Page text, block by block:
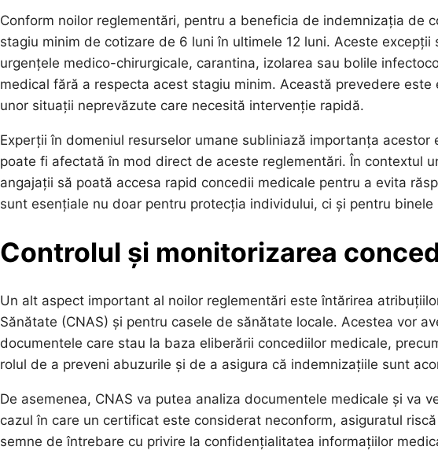
Conform noilor reglementări, pentru a beneficia de indemnizația de
stagiu minim de cotizare de 6 luni în ultimele 12 luni. Aceste
urgențele medico-chirurgicale, carantina, izolarea sau bolile
medical fără a respecta acest stagiu minim. Această prevedere
unor situații neprevăzute care necesită intervenție rapidă.
Experții în domeniul resurselor umane subliniază importanța
poate fi afectată în mod direct de aceste reglementări. În contextul
angajații să poată accesa rapid concedii medicale pentru a evita
sunt esențiale nu doar pentru protecția individului, ci și pentru binele
Controlul și monitorizarea
Un alt aspect important al noilor reglementări este întărirea
Sănătate (CNAS) și pentru casele de sănătate locale. Acestea vor
documentele care stau la baza eliberării concediilor medicale,
rolul de a preveni abuzurile și de a asigura că indemnizațiile sunt
De asemenea, CNAS va putea analiza documentele medicale și va
cazul în care un certificat este considerat neconform, asiguratul
semne de întrebare cu privire la confidențialitatea informațiilor